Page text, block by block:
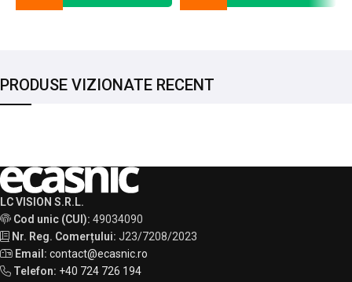
PRODUSE VIZIONATE RECENT
LC VISION S.R.L.
Cod unic (CUI): 49034090
Nr. Reg. Comerțului: J23/7208/2023
Email: contact@ecasnic.ro
Telefon: +40 724 726 194